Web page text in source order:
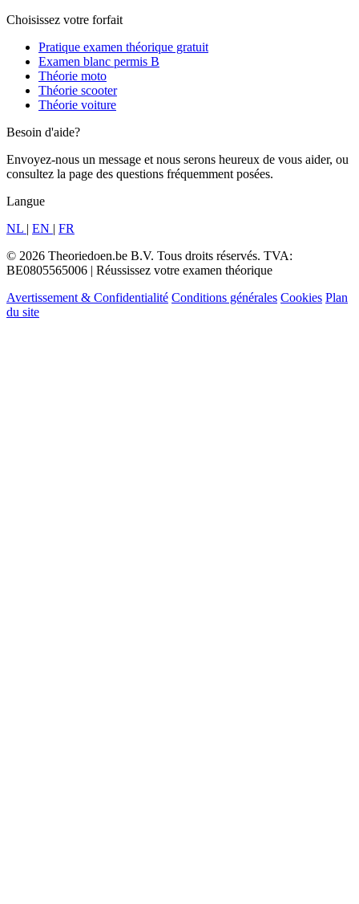
Choisissez votre forfait
Pratique examen théorique gratuit
Examen blanc permis B
Théorie moto
Théorie scooter
Théorie voiture
Besoin d'aide?
Envoyez-nous un message et nous serons heureux de vous aider, ou
consultez la page des questions fréquemment posées.
Langue
NL | EN | FR
© 2026 Theoriedoen.be B.V. Tous droits réservés. TVA:
BE0805565006 | Réussissez votre examen théorique
Avertissement & Confidentialité Conditions générales Cookies Plan
du site